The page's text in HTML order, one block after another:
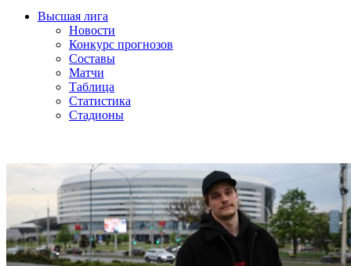
Высшая лига
Новости
Конкурс прогнозов
Составы
Матчи
Таблица
Статистика
Стадионы